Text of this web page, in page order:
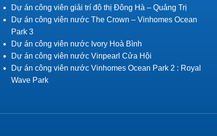
Dự án công viên giải trí đô thị Đông Hà – Quảng Trị
Dự án công viên nước The Crown – Vinhomes Ocean
Park 3
Dự án công viên nước Ivory Hoà Bình
Dự án công viên nước Vinpearl Cửa Hội
Dự án công viên nước Vinhomes Ocean Park 2 : Royal
Wave Park